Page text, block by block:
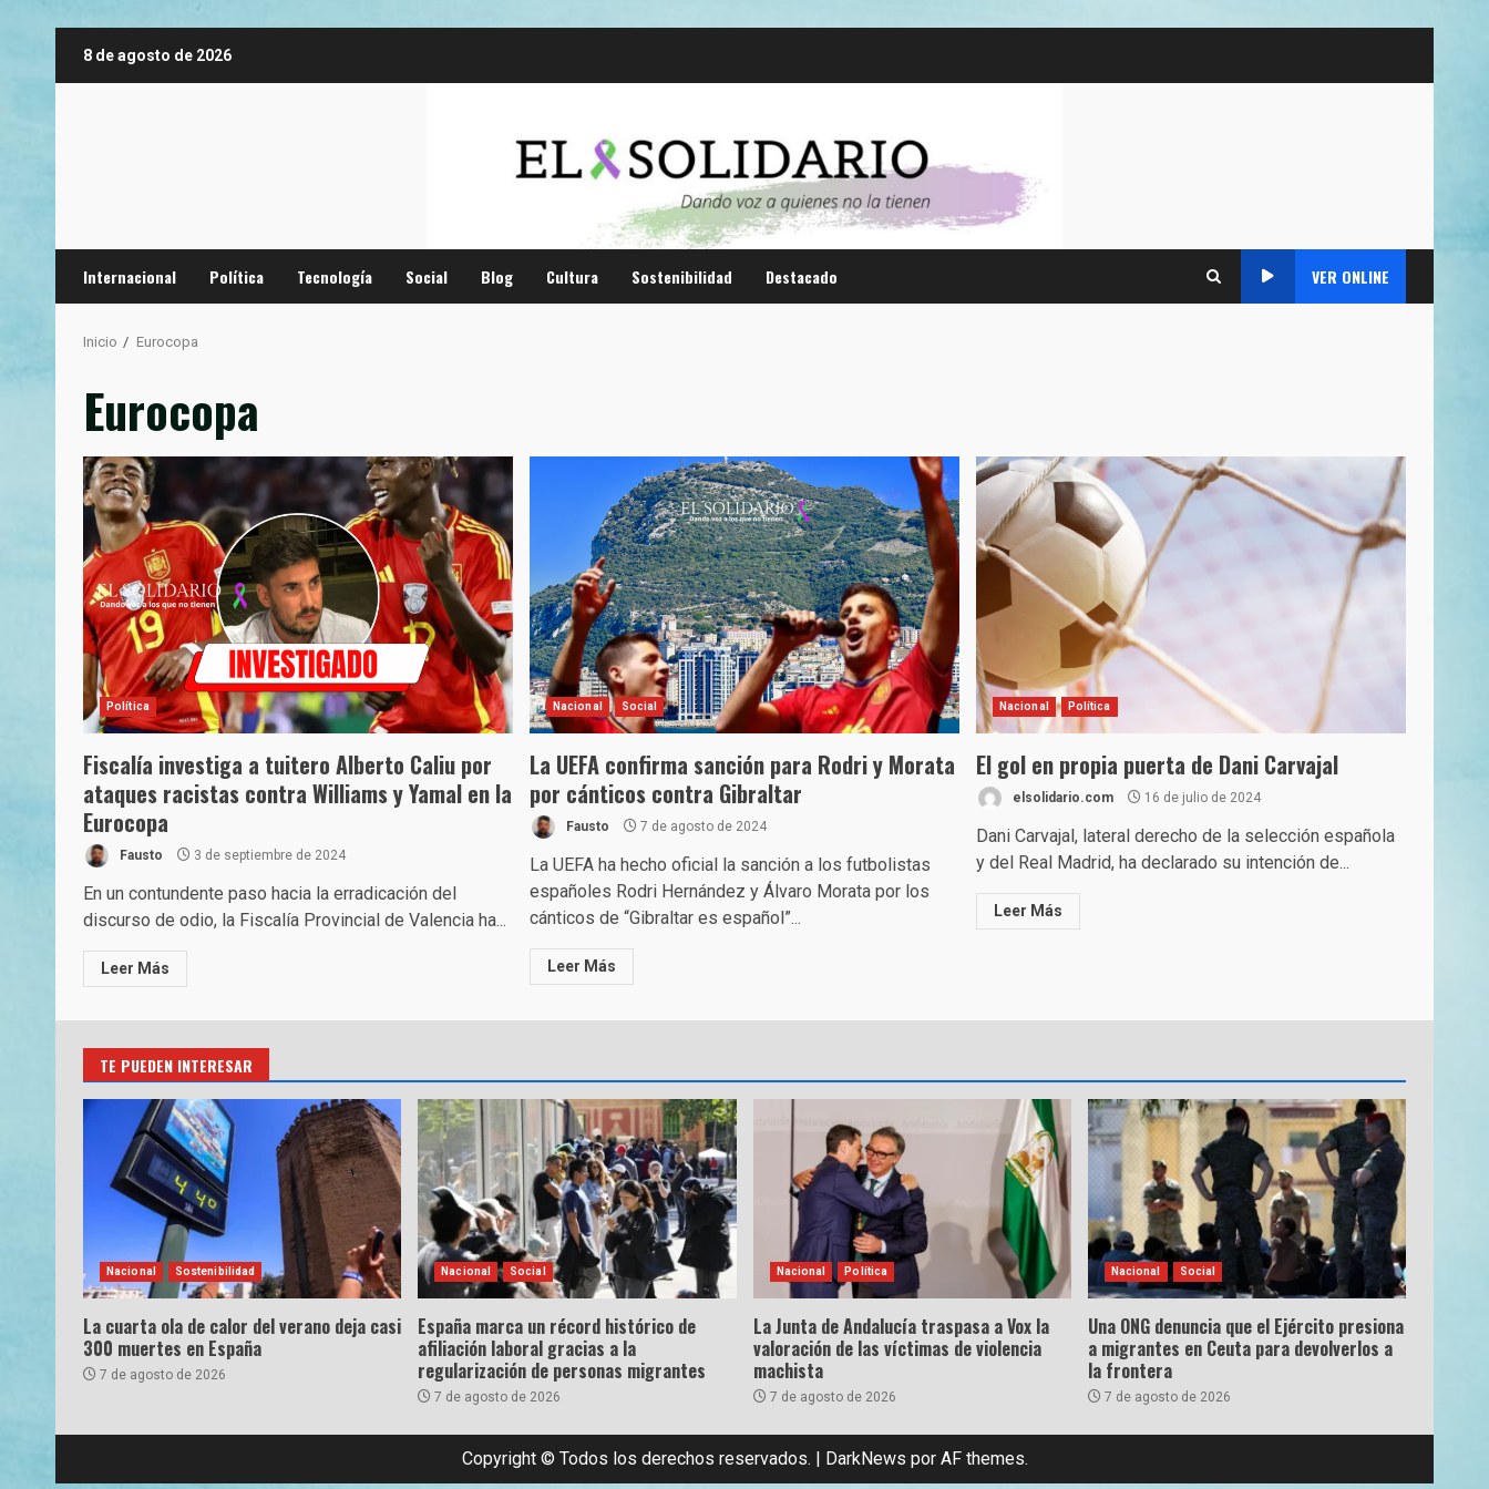
8 de agosto de 2026
Internacional Política Tecnología Social Blog Cultura Sostenibilidad Destacado VER ONLINE
Inicio Eurocopa
Eurocopa
Política
Fiscalía investiga a tuitero Alberto Caliu por
ataques racistas contra Williams y Yamal en la
Eurocopa
Fausto 3 de septiembre de 2024
En un contundente paso hacia la erradicación del
discurso de odio, la Fiscalía Provincial de Valencia ha...
Leer Más
Nacional Social
La UEFA confirma sanción para Rodri y Morata
por cánticos contra Gibraltar
Fausto 7 de agosto de 2024
La UEFA ha hecho oficial la sanción a los futbolistas
españoles Rodri Hernández y Álvaro Morata por los
cánticos de “Gibraltar es español”...
Leer Más
Nacional Política
El gol en propia puerta de Dani Carvajal
elsolidario.com 16 de julio de 2024
Dani Carvajal, lateral derecho de la selección española
y del Real Madrid, ha declarado su intención de...
Leer Más
TE PUEDEN INTERESAR
Nacional Sostenibilidad
La cuarta ola de calor del verano deja casi
300 muertes en España
7 de agosto de 2026
Nacional Social
España marca un récord histórico de
afiliación laboral gracias a la
regularización de personas migrantes
7 de agosto de 2026
Nacional Política
La Junta de Andalucía traspasa a Vox la
valoración de las víctimas de violencia
machista
7 de agosto de 2026
Nacional Social
Una ONG denuncia que el Ejército presiona
a migrantes en Ceuta para devolverlos a
la frontera
7 de agosto de 2026
Copyright © Todos los derechos reservados. | DarkNews por AF themes.